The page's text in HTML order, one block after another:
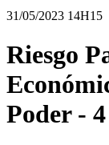
31/05/2023 14H15
Riesgo
Poder -